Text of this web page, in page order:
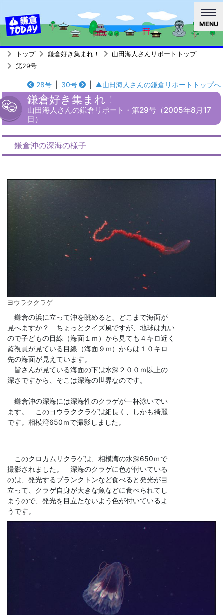
MENU
トップ 鎌倉好き集まれ！
山田海人さんリポートトップ
第29号
28号 30号 ▲山田海人さんの鎌倉リポートトップへ
鎌倉好き集まれ！
山田海人さんの鎌倉リポート・第29号（2005年8月17
日）
鎌倉沖の深海の様子
ヨウラククラゲ
鎌倉の浜に立って沖を眺めると、どこまで海面が
見へますか？ ちょっとクイズ風ですが、地球は丸い
ので子どもの目線（海面１ｍ）から見ても４キロ近く
監視員が見ている目線（海面９ｍ）からは１０キロ
先の海面が見えています。
皆さんが見ている海面の下は水深２００ｍ以上の
深さですから、そこは深海の世界なのです。
鎌倉沖の深海には深海性のクラゲが一杯泳いでい
ます。 このヨウラククラゲは細長く、しかも綺麗
です。相模湾650ｍで撮影しました。
このクロカムリクラゲは、相模湾の水深650ｍで
撮影されました。 深海のクラゲに色が付いている
のは、発光するプランクトンなど食べると発光が目
立って、クラゲ自身が大きな魚などに食べられてし
まうので、発光を目立たないよう色が付いているよ
うです。